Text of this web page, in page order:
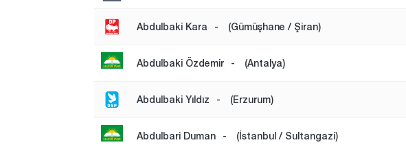
Abdulbaki Kara - (Gümüşhane / Şiran)
Abdulbaki Özdemir - (Antalya)
Abdulbaki Yıldız - (Erzurum)
Abdulbari Duman - (İstanbul / Sultangazi)